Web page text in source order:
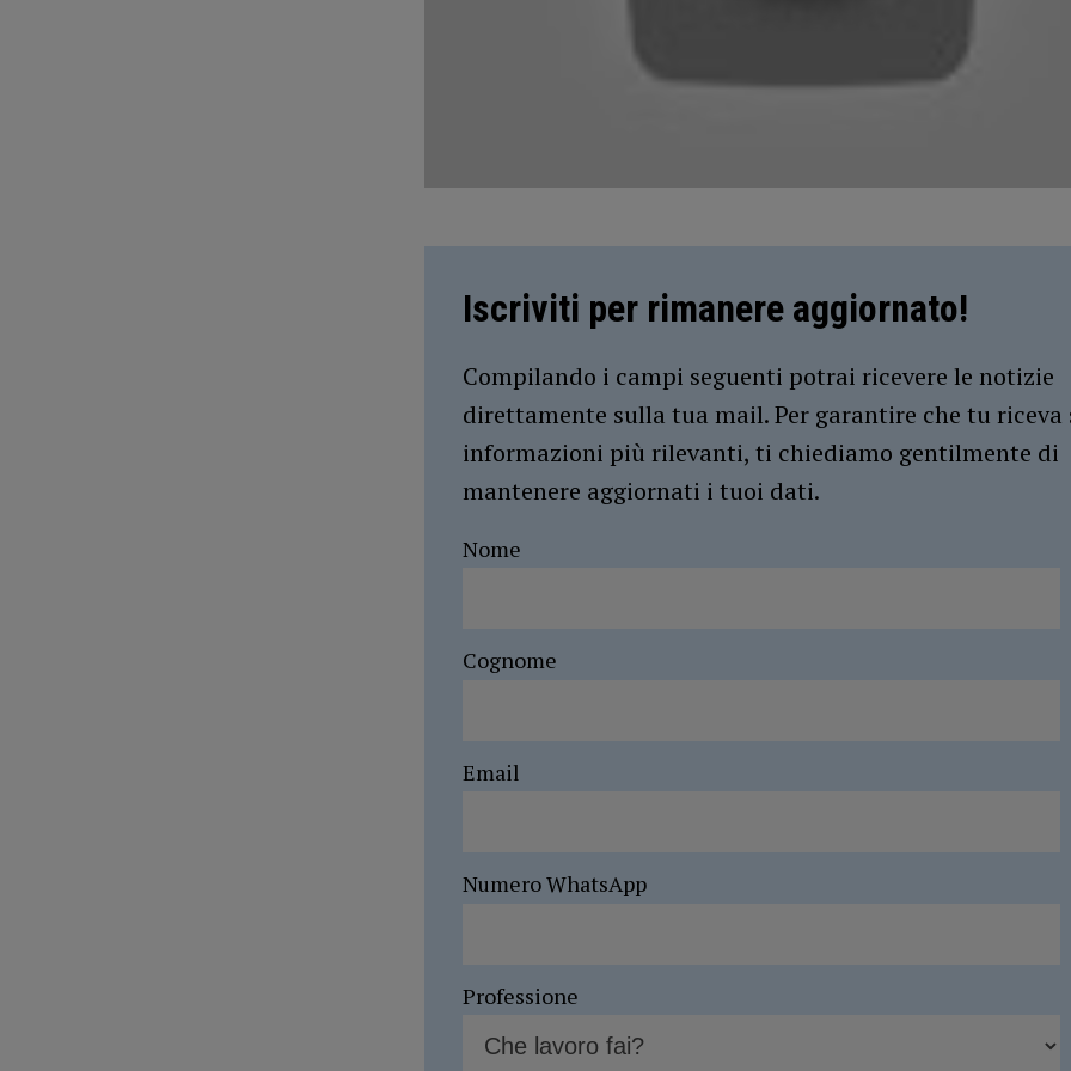
Iscriviti per rimanere aggiornato!
Compilando i campi seguenti potrai ricevere le notizie
direttamente sulla tua mail. Per garantire che tu riceva
informazioni più rilevanti, ti chiediamo gentilmente di
mantenere aggiornati i tuoi dati.
Nome
Cognome
Email
Numero WhatsApp
Professione